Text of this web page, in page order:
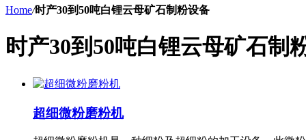
Home/时产30到50吨白锂云母矿石制粉设备
时产30到50吨白锂云母矿石制
超细微粉磨粉机